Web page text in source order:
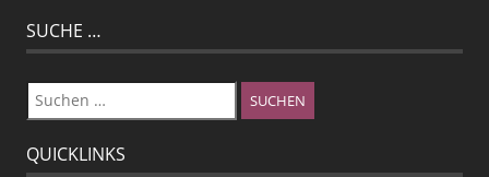
SUCHE …
Suchen
nach:
QUICKLINKS